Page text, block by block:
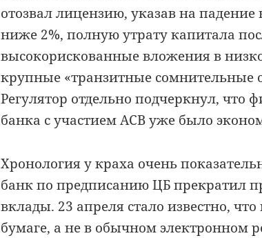
отозвал лицензию, указав на
ниже 2%, полную утрату капитала
высокорискованные вложения в
крупные «транзитные сомнительные
Регулятор отдельно подчеркнул, что
банка с участием АСВ уже было
Хронология у краха очень
банк по предписанию ЦБ прекратил
вклады. 23 апреля стало известно,
бумаге, а не в обычном электронном